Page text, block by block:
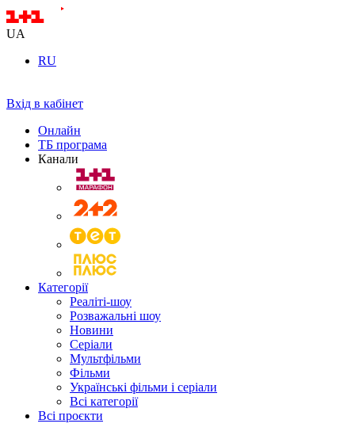
UA
RU
Вхід в кабінет
Онлайн
ТБ програма
Канали
Категорії
Реаліті-шоу
Розважальні шоу
Новини
Серіали
Мультфільми
Фільми
Українські фільми і серіали
Всі категорії
Всі проєкти